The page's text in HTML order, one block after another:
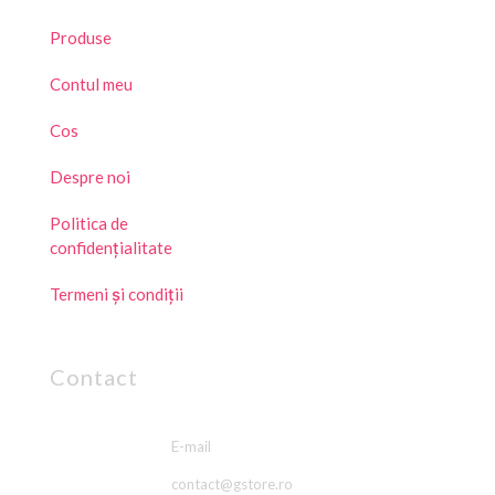
Produse
Contul meu
Cos
Despre noi
Politica de
confidențialitate
Termeni și condiții
Contact
E-mail
contact@gstore.ro